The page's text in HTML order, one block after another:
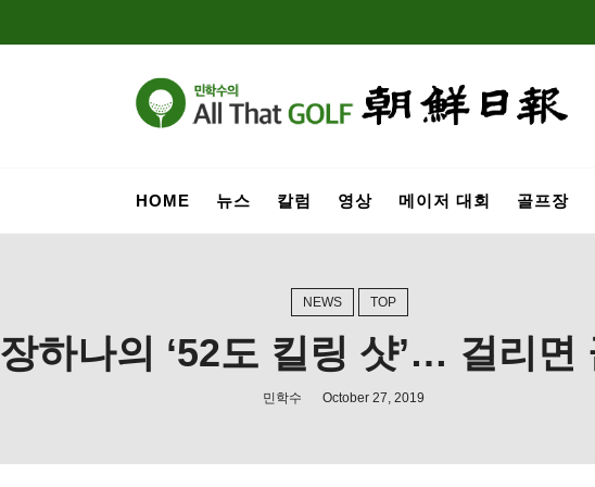
HOME 뉴스 칼럼 영상 메이저 대회 골프장
NEWS TOP
장하나의 ‘52도 킬링 샷’… 걸리면
민학수 October 27, 2019